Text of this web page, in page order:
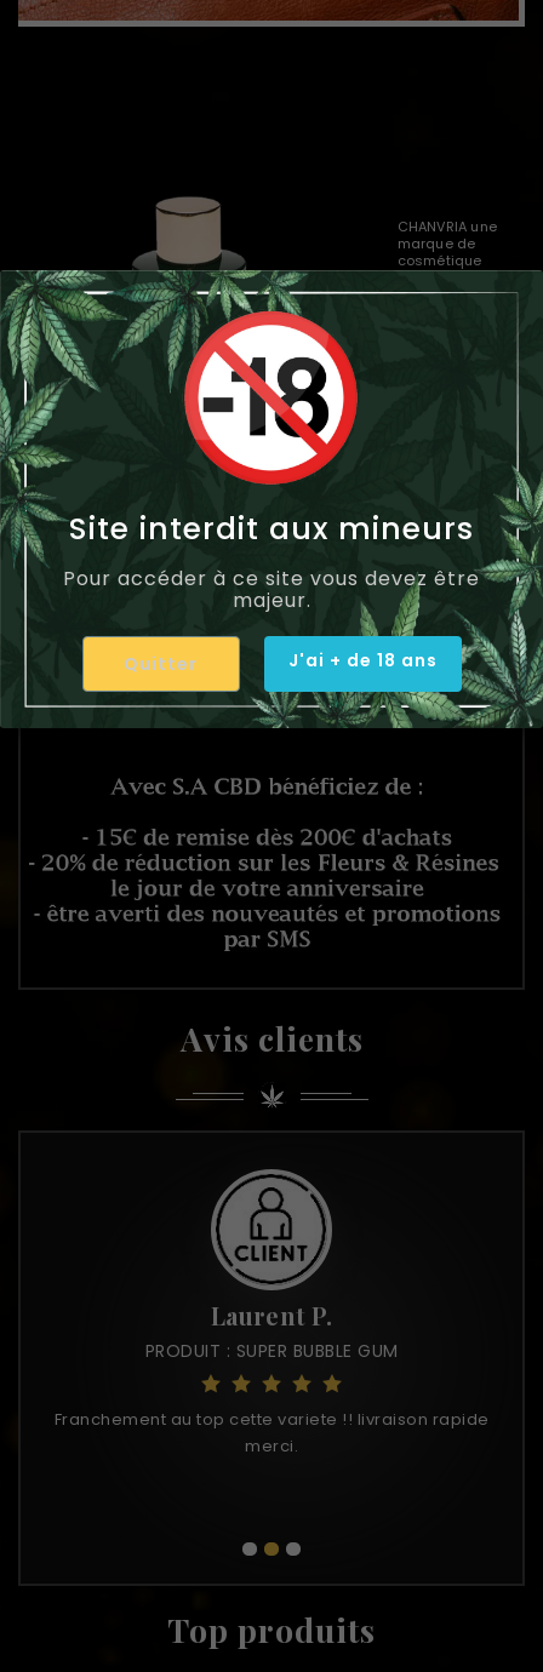
CHANVRIA une
marque de
cosmétique
Française et BIO.
Avis clients
Laurent P.
PRODUIT : SUPER BUBBLE GUM
Franchement au top cette variete !! livraison rapide
merci.
Top produits
Site interdit aux mineurs
Pour accéder à ce site vous devez être
majeur.
Quitter J'ai + de 18 ans